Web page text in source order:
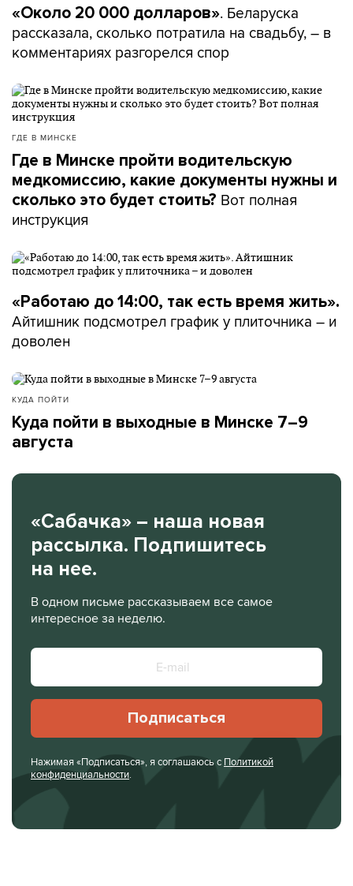
«Около 20 000 долларов». Беларуска
рассказала, сколько потратила на свадьбу, – в
комментариях разгорелся спор
ГДЕ В МИНСКЕ
Где в Минске пройти водительскую
медкомиссию, какие документы нужны и
сколько это будет стоить? Вот полная
инструкция
«Работаю до 14:00, так есть время жить».
Айтишник подсмотрел график у плиточника – и
доволен
КУДА ПОЙТИ
Куда пойти в выходные в Минске 7–9
августа
«Сабачка» – наша новая
рассылка. Подпишитесь
на нее.
В одном письме рассказываем все самое
интересное за неделю.
Подписаться
Нажимая «Подписаться», я соглашаюсь с Политикой
конфиденциальности.